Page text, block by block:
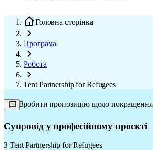
Головна сторінка
Програма
Робота
Tent Partnership for Refugees
Зробити пропозицію щодо покращення
Супровід у професійному проєкті
З Tent Partnership for Refugees